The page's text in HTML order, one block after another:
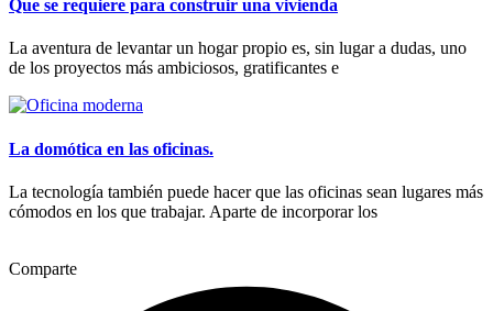
Que se requiere para construir una vivienda
La aventura de levantar un hogar propio es, sin lugar a dudas, uno
de los proyectos más ambiciosos, gratificantes e
La domótica en las oficinas.
La tecnología también puede hacer que las oficinas sean lugares más
cómodos en los que trabajar. Aparte de incorporar los
Comparte